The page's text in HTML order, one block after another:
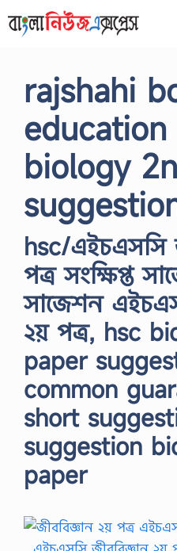
to
rajshahi
education
biology
hsc/এইচএসসি
পত্র সংক্ষিপ্ত
সাজেশন
২য় পত্র, hsc
paper
common
short
suggestion
paper